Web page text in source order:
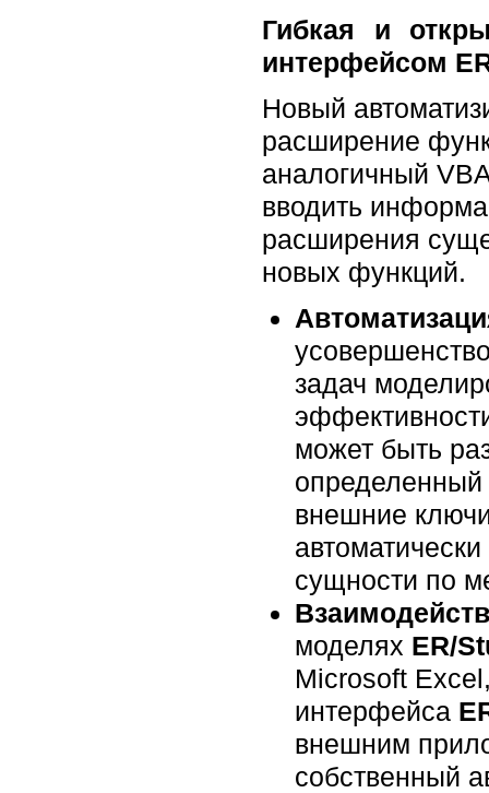
Гибкая и
интерфейсом
Новый
расширение
аналогичный
вводить
расширения
новых функций.
задач
может быть
внешние
сущности по
моделях ER/
Microsoft
интерфейса
внешним
собственный